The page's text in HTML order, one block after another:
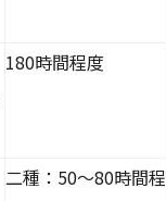
180時間程度
二種：50～80時間程